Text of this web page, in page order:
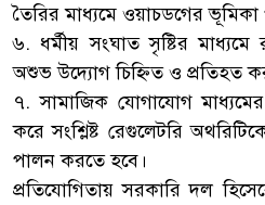
তৈরির মাধ্যমে ওয়াচডগের
৬. ধর্মীয় সংঘাত সৃষ্টির
অশুভ উদ্যোগ চিহ্নিত ও প্রতিহত
৭. সামাজিক যোগাযোগ মাধ্যমের
করে সংশ্লিষ্ট রেগুলেটরি
পালন করতে হবে।
প্রতিযোগিতায় সরকারি দল